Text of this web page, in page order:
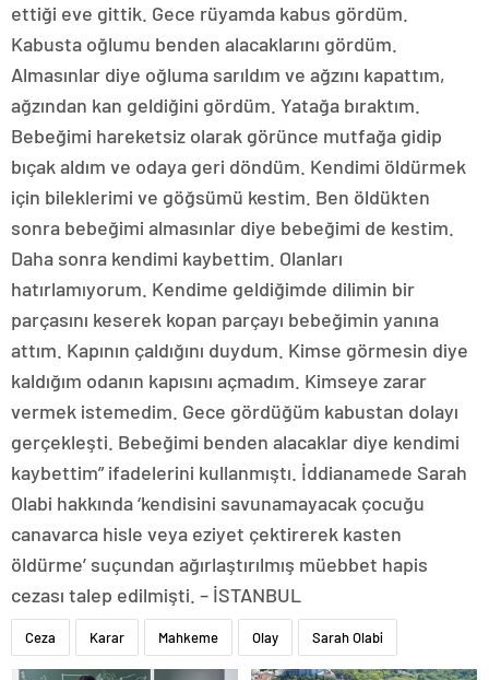
ettiği eve gittik. Gece rüyamda kabus gördüm.
Kabusta oğlumu benden alacaklarını gördüm.
Almasınlar diye oğluma sarıldım ve ağzını kapattım,
ağzından kan geldiğini gördüm. Yatağa bıraktım.
Bebeğimi hareketsiz olarak görünce mutfağa gidip
bıçak aldım ve odaya geri döndüm. Kendimi öldürmek
için bileklerimi ve göğsümü kestim. Ben öldükten
sonra bebeğimi almasınlar diye bebeğimi de kestim.
Daha sonra kendimi kaybettim. Olanları
hatırlamıyorum. Kendime geldiğimde dilimin bir
parçasını keserek kopan parçayı bebeğimin yanına
attım. Kapının çaldığını duydum. Kimse görmesin diye
kaldığım odanın kapısını açmadım. Kimseye zarar
vermek istemedim. Gece gördüğüm kabustan dolayı
gerçekleşti. Bebeğimi benden alacaklar diye kendimi
kaybettim” ifadelerini kullanmıştı. İddianamede Sarah
Olabi hakkında ‘kendisini savunamayacak çocuğu
canavarca hisle veya eziyet çektirerek kasten
öldürme’ suçundan ağırlaştırılmış müebbet hapis
cezası talep edilmişti. – İSTANBUL
Ceza Karar Mahkeme Olay Sarah Olabi